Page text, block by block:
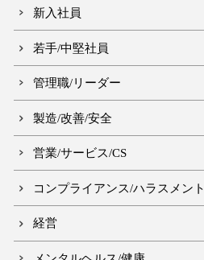
新入社員
若手/中堅社員
管理職/リーダー
製造/改善/安全
営業/サービス/CS
コンプライアンス/ハラスメント
経営